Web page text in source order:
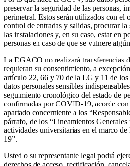
preservar la seguridad de las personas,
perimetral. Estos serán utilizados con el
control de entradas y salidas, procurar la
las instalaciones y, en su caso, estar en
personas en caso de que se vulnere
La DGACO no realizará transferencias
requieran su consentimiento, a
artículo 22, 66 y 70 de la LG y 11 de
datos personales sensibles
seguimiento cronológico del estado de
confirmadas por COVID-19, acorde
apartado concerniente a los
párrafo, de los “Lineamientos Generales
actividades universitarias en el marco
19”.
Usted o su representante legal podrá